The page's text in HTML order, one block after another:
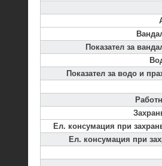
Показател за
Показател за водо и
Ел. консумация при
Ел. консумация при